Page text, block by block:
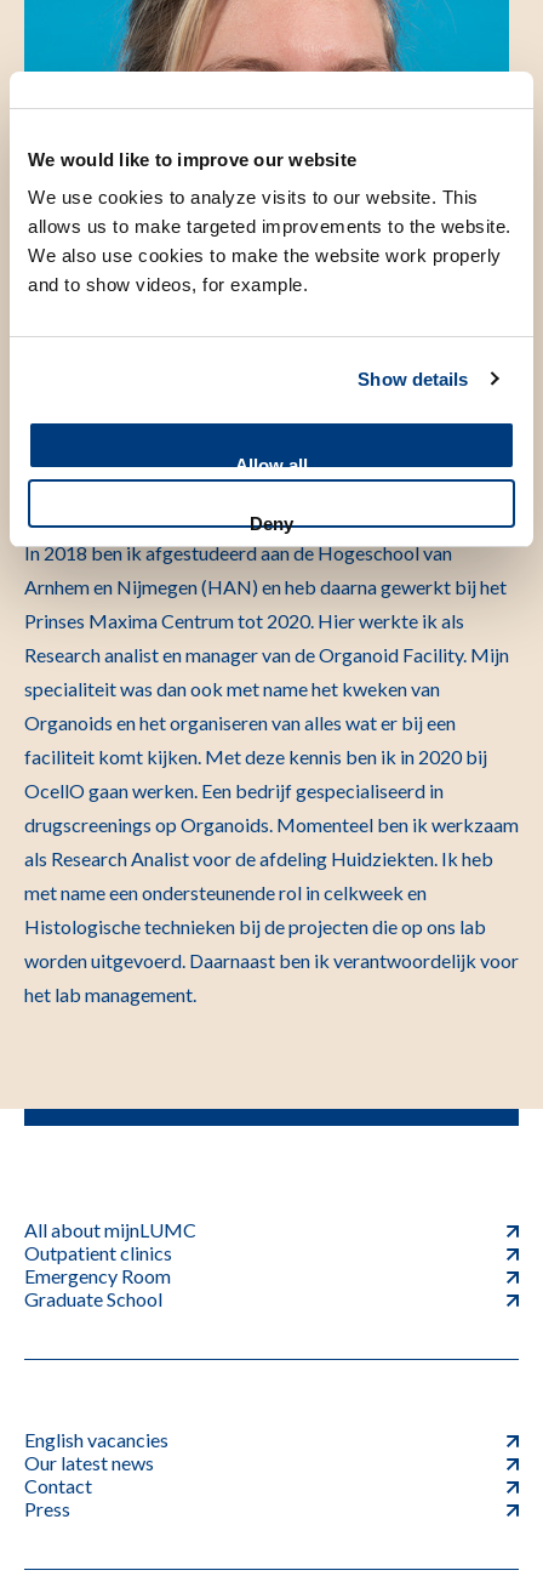
We would like to improve our website
We use cookies to analyze visits to our website. This
allows us to make targeted improvements to the website.
We also use cookies to make the website work properly
and to show videos, for example.
Show details
Allow all
Deny
Introduction
In 2018 ben ik afgestudeerd aan de Hogeschool van
Arnhem en Nijmegen (HAN) en heb daarna gewerkt bij het
Prinses Maxima Centrum tot 2020. Hier werkte ik als
Research analist en manager van de Organoid Facility. Mijn
specialiteit was dan ook met name het kweken van
Organoids en het organiseren van alles wat er bij een
faciliteit komt kijken. Met deze kennis ben ik in 2020 bij
OcellO gaan werken. Een bedrijf gespecialiseerd in
drugscreenings op Organoids. Momenteel ben ik werkzaam
als Research Analist voor de afdeling Huidziekten. Ik heb
met name een ondersteunende rol in celkweek en
Histologische technieken bij de projecten die op ons lab
worden uitgevoerd. Daarnaast ben ik verantwoordelijk voor
het lab management.
All about mijnLUMC
Outpatient clinics
Emergency Room
Graduate School
English vacancies
Our latest news
Contact
Press